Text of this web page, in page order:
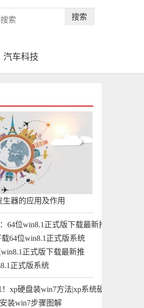
搜索
汽车科技
器的应用及作用
正式版下载最新推
正式版系统